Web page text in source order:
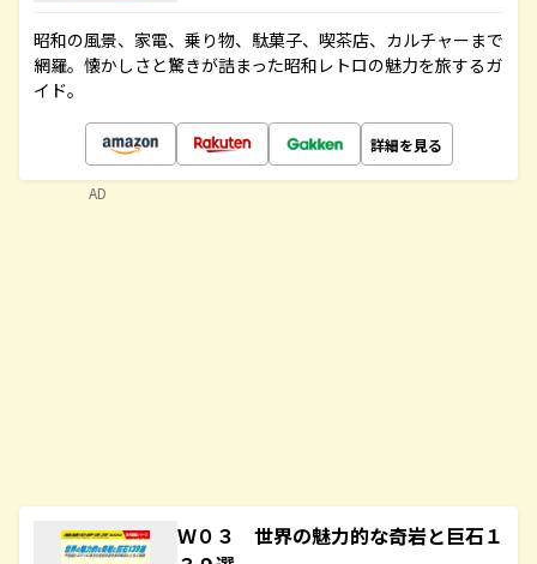
昭和の風景、家電、乗り物、駄菓子、喫茶店、カルチャーまで
網羅。懐かしさと驚きが詰まった昭和レトロの魅力を旅するガ
イド。
詳細を見る
Ｗ０３ 世界の魅力的な奇岩と巨石１
AD